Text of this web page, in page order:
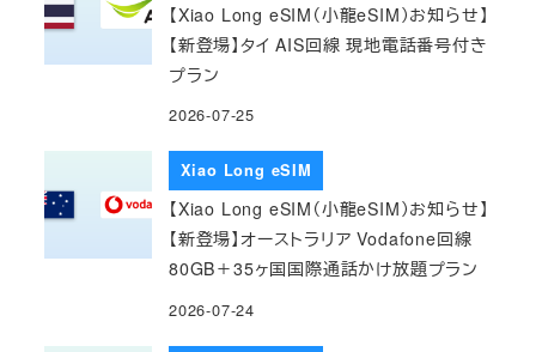
【Xiao Long eSIM（小龍eSIM）お知らせ】
【新登場】タイ AIS回線 現地電話番号付き
プラン
2026-07-25
Xiao Long eSIM
【Xiao Long eSIM（小龍eSIM）お知らせ】
【新登場】オーストラリア Vodafone回線
80GB＋35ヶ国国際通話かけ放題プラン
2026-07-24